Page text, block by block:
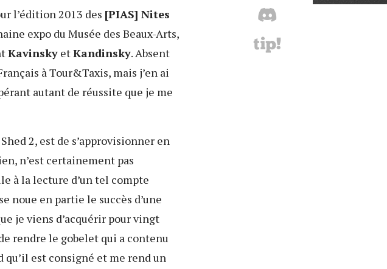
l’édition 2013 des [PIAS] Nites
expo du Musée des Beaux-Arts,
Kavinsky etKandinsky. Absent
à Tour&Taxis, mais j’en ai
autant de réussite que je me
2, est de s’approvisionner en
n’est certainement pas
à la lecture d’un tel compte
noue en partie le succès d’une
je viens d’acquérir pour vingt
rendre le gobelet qui a contenu
qu’il est consigné et me rend un